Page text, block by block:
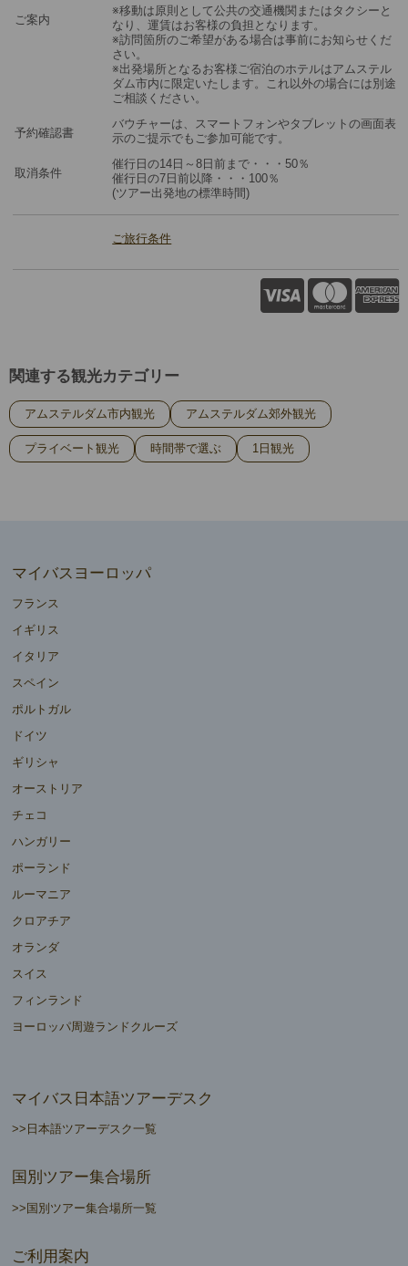
ご案内
※移動は原則として公共の交通機関またはタクシーと
なり、運賃はお客様の負担となります。
※訪問箇所のご希望がある場合は事前にお知らせくだ
さい。
※出発場所となるお客様ご宿泊のホテルはアムステル
ダム市内に限定いたします。これ以外の場合には別途
ご相談ください。
予約確認書
バウチャーは、スマートフォンやタブレットの画面表
示のご提示でもご参加可能です。
取消条件
催行日の14日～8日前まで・・・50％
催行日の7日前以降・・・100％
(ツアー出発地の標準時間)
ご旅行条件
関連する観光カテゴリー
アムステルダム市内観光 アムステルダム郊外観光
プライベート観光 時間帯で選ぶ 1日観光
マイバスヨーロッパ
フランス
イギリス
イタリア
スペイン
ポルトガル
ドイツ
ギリシャ
オーストリア
チェコ
ハンガリー
ポーランド
ルーマニア
クロアチア
オランダ
スイス
フィンランド
ヨーロッパ周遊ランドクルーズ
マイバス日本語ツアーデスク
>>日本語ツアーデスク一覧
国別ツアー集合場所
>>国別ツアー集合場所一覧
ご利用案内